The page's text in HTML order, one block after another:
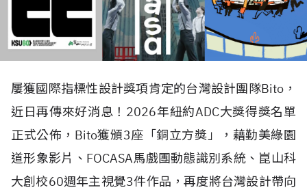
屢獲國際指標性設計獎項肯定的台灣設計團隊Bito，
近日再傳來好消息！ 2026年紐約ADC大獎得獎名單
正式公佈， Bito獲頒3座「銅立方獎」，藉勤美綠園
道形象影片、 FOCASA馬戲團動態識別系統、崑山科
大創校60週年主視覺3件作品，再度將台灣設計帶向